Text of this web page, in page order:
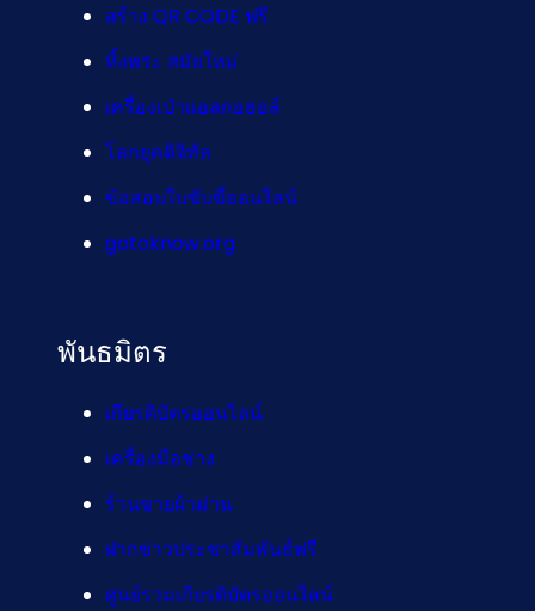
สร้าง QR CODE ฟรี
หิ้งพระ สมัยใหม่
เครื่องเป่าแอลกอฮอล์
โลกยุคดิจิทัล
ข้อสอบใบขับขี่ออนไลน์
gotoknow.org
พันธมิตร
เกียรติบัตรออนไลน์
เครื่องมือช่าง
ร้านขายผ้าม่าน
ฝากข่าวประชาสัมพันธ์ฟรี
ศูนย์รวมเกียรติบัตรออนไลน์